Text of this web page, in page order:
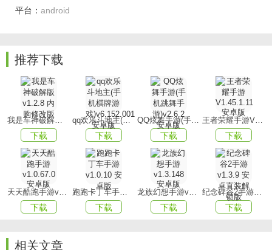
3、游戏中还设有各种车辆供玩家驾驶，为您带来无比舒适的
游戏体验。
游戏优势
1、游戏中有诸多强力的暴走武器，以及震撼的爆炸特效，多
元化的关卡将为您带来别样的挑战。
2、是一款充满趣味的射击闯关冒险游戏，邀请广大玩家共同
参与战斗。
3、在这里，您将有机会体验到与众不同的战斗，游戏过程惊
心动魄，令人热血沸腾。
平台： android
推荐下载
我是车神破解版v1.2.8 内购修改版
下载
qq欢乐斗地主(手机棋牌游戏)v6.152.001安卓版
下载
QQ炫舞手游(手机跳舞手游)v2.6.2 安卓版
下载
王者荣耀手游V1.45.1.11 安卓版
下载
天天酷跑手游v1.0.67.0安卓版
下载
跑跑卡丁车手游v1.0.10 安卓版
下载
龙族幻想手游v1.3.148 安卓版
下载
纪念碑谷2手游v1.3.9 安卓直装解锁版
下载
相关文章